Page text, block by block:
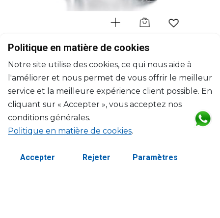
BACCARAT
Cheval marengo
H: 37.5cm, l: 14.5cm, L: 30cm
$4,619
Politique en matière de cookies
Notre site utilise des cookies, ce qui nous aide à
l'améliorer et nous permet de vous offrir le meilleur
service et la meilleure expérience client possible. En
cliquant sur « Accepter », vous acceptez nos
conditions générales.
Politique en matière de cookies.
Accepter Rejeter Paramètres